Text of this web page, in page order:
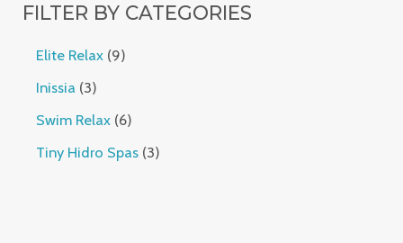
FILTER BY CATEGORIES
Elite Relax 9
Inissia 3
Swim Relax 6
Tiny Hidro Spas 3